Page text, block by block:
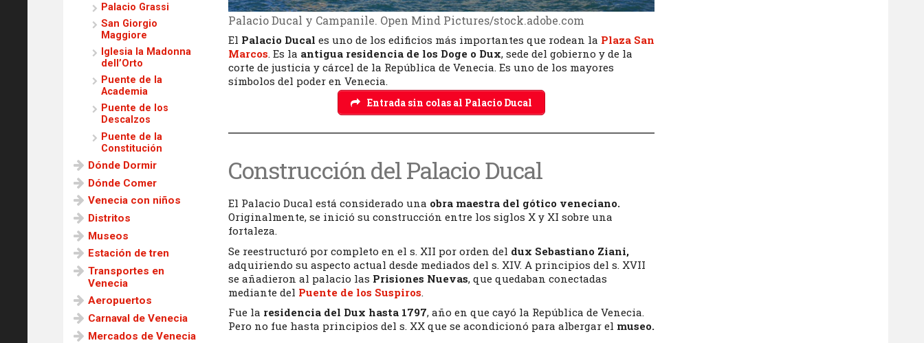
Palacio Grassi
San Giorgio
Maggiore
Iglesia la Madonna
dell’Orto
Puente de la
Academia
Puente de los
Descalzos
Puente de la
Constitución
Dónde Dormir
Dónde Comer
Venecia con niños
Distritos
Museos
Estación de tren
Transportes en
Venecia
Aeropuertos
Carnaval de Venecia
Mercados de Venecia
Palacio Ducal y Campanile. Open Mind Pictures/stock.adobe.com
El Palacio Ducal es uno de los edificios más importantes que rodean la Plaza San
Marcos. Es la antigua residencia de los Doge o Dux, sede del gobierno y de la
corte de justicia y cárcel de la República de Venecia. Es uno de los mayores
símbolos del poder en Venecia.
Entrada sin colas al Palacio Ducal
Construcción del Palacio Ducal
El Palacio Ducal está considerado una obra maestra del gótico veneciano.
Originalmente, se inició su construcción entre los siglos X y XI sobre una
fortaleza.
Se reestructuró por completo en el s. XII por orden del dux Sebastiano Ziani,
adquiriendo su aspecto actual desde mediados del s. XIV. A principios del s. XVII
se añadieron al palacio las Prisiones Nuevas, que quedaban conectadas
mediante del Puente de los Suspiros.
Fue la residencia del Dux hasta 1797, año en que cayó la República de Venecia.
Pero no fue hasta principios del s. XX que se acondicionó para albergar el museo.